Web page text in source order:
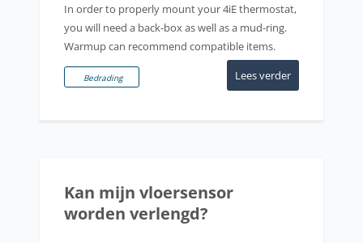
In order to properly mount your 4iE thermostat,
you will need a back-box as well as a mud-ring.
Warmup can recommend compatible items.
Lees verder
Bedrading
Kan mijn vloersensor
worden verlengd?